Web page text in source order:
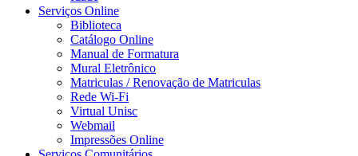
Serviços Online
Biblioteca
Catálogo Online
Manual de Formatura
Mural Eletrônico
Matriculas / Renovação de Matriculas
Rede Wi-Fi
Virtual Unisc
Webmail
Impressões Online